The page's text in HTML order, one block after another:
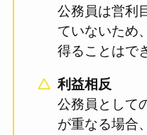
公務員は営利
ていないため
得ることはで
利益相反
公務員として
が重なる場合